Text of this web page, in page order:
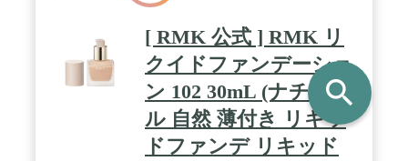
[ RMK 公式 ] RMK リ
クイドファンデーショ
ン 102 30mL (ナチュラ
ル 自然 薄付き リキッ
ドファンデ リキッド
search